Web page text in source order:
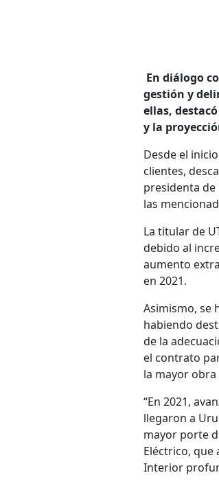
En diálogo
gestión y
ellas,
y la
Desde el
clientes,
presidenta de
las
La titular de
debido al
aumento
en 2021.
Asimismo, se
habiendo
de la
el contrato
la mayor
“En 2021,
llegaron a
mayor porte
Eléctrico, que
Interior